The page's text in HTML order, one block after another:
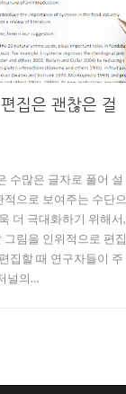
집은 괜찮은 걸
수많은 글자로 풀어 설
으로 보여주는 수단으
더 극대화하기 위해서,
림을 인위적으로 편집
집할 때 연구자들이 주
널의…